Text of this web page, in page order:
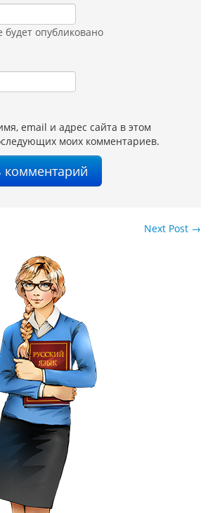
будет опубликовано
email и адрес сайта в этом
моих комментариев.
Next Post →